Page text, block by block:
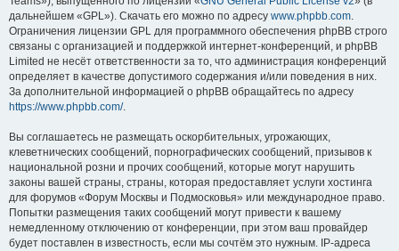
дальнейшем «GPL»). Скачать его можно по адресу www.phpbb.com.
Ограничения лицензии GPL для программного обеспечения phpBB строго
связаны с организацией и поддержкой интернет-конференций, и phpBB
Limited не несёт ответственности за то, что администрация конференций
определяет в качестве допустимого содержания и/или поведения в них.
За дополнительной информацией о phpBB обращайтесь по адресу
https://www.phpbb.com/.
Вы соглашаетесь не размещать оскорбительных, угрожающих,
клеветнических сообщений, порнографических сообщений, призывов к
национальной розни и прочих сообщений, которые могут нарушить
законы вашей страны, страны, которая предоставляет услуги хостинга
для форумов «Форум Москвы и Подмосковья» или международное право.
Попытки размещения таких сообщений могут привести к вашему
немедленному отключению от конференции, при этом ваш провайдер
будет поставлен в известность, если мы сочтём это нужным. IP-адреса